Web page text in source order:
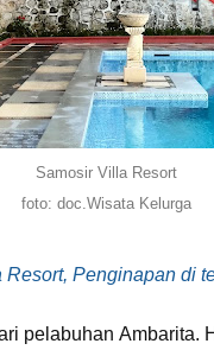
Samosir Villa Resort
foto: doc.Wisata Kelurga
Penginapan di
pelabuhan Ambarita.